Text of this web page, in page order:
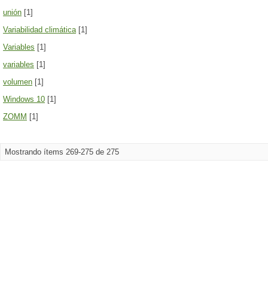
unión [1]
Variabilidad climática[1]
Variables [1]
variables [1]
volumen [1]
Windows 10 [1]
ZOMM [1]
Mostrando ítems 269-275 de 275